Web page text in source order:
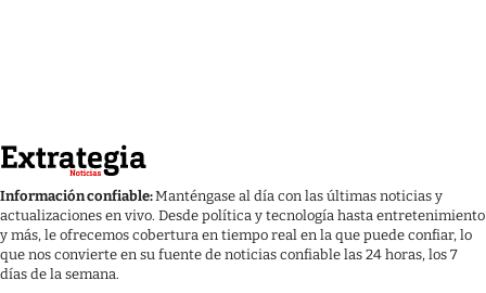
Información confiable:Manténgase al día con las últimas noticias y
actualizaciones en vivo. Desde política y tecnología hasta entretenimiento
y más, le ofrecemos cobertura en tiempo real en la que puede confiar, lo
que nos convierte en su fuente de noticias confiable las 24 horas, los 7
días de la semana.